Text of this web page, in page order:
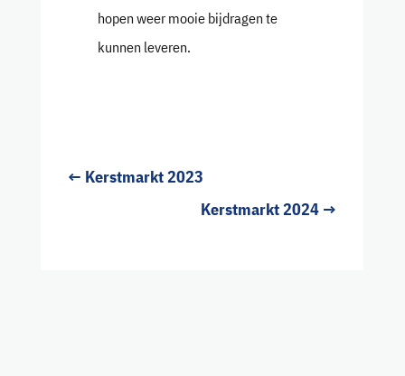
hopen weer mooie bijdragen te
kunnen leveren.
← Kerstmarkt 2023
Kerstmarkt 2024 →